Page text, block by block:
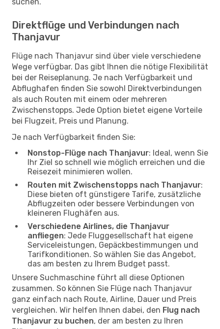
Direktflüge und Verbindungen nach
Thanjavur
Flüge nach Thanjavur sind über viele verschiedene
Wege verfügbar. Das gibt Ihnen die nötige Flexibilität
bei der Reiseplanung. Je nach Verfügbarkeit und
Abflughafen finden Sie sowohl Direktverbindungen
als auch Routen mit einem oder mehreren
Zwischenstopps. Jede Option bietet eigene Vorteile
bei Flugzeit, Preis und Planung.
Je nach Verfügbarkeit finden Sie:
Nonstop-Flüge nach Thanjavur: Ideal, wenn Sie
Ihr Ziel so schnell wie möglich erreichen und die
Reisezeit minimieren wollen.
Routen mit Zwischenstopps nach Thanjavur:
Diese bieten oft günstigere Tarife, zusätzliche
Abflugzeiten oder bessere Verbindungen von
kleineren Flughäfen aus.
Verschiedene Airlines, die Thanjavur
anfliegen: Jede Fluggesellschaft hat eigene
Serviceleistungen, Gepäckbestimmungen und
Tarifkonditionen. So wählen Sie das Angebot,
das am besten zu Ihrem Budget passt.
Unsere Suchmaschine führt all diese Optionen
zusammen. So können Sie Flüge nach Thanjavur
ganz einfach nach Route, Airline, Dauer und Preis
vergleichen. Wir helfen Ihnen dabei, den Flug nach
Thanjavur zu buchen, der am besten zu Ihren